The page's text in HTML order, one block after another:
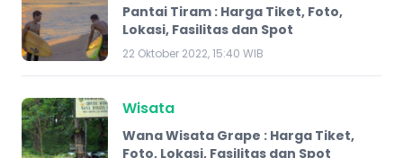
Pantai Tiram : Harga Tiket, Foto,
Lokasi, Fasilitas dan Spot
22 Oktober 2022, 15:40 WIB
Wisata
Wana Wisata Grape​ : Harga Tiket,
Foto, Lokasi, Fasilitas dan Spot